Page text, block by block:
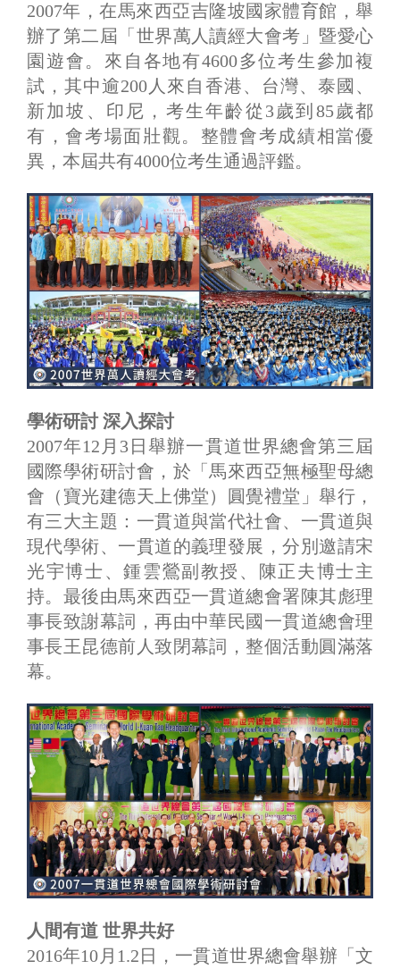
2007年，在馬來西亞吉隆坡國家體育館，舉
辦了第二屆「世界萬人讀經大會考」暨愛心
園遊會。來自各地有4600多位考生參加複
試，其中逾200人來自香港、台灣、泰國、
新加坡、印尼，考生年齡從3歲到85歲都
有，會考場面壯觀。整體會考成績相當優
異，本屆共有4000位考生通過評鑑。
學術研討 深入探討
2007年12月3日舉辦一貫道世界總會第三屆
國際學術研討會，於「馬來西亞無極聖母總
會（寶光建德天上佛堂）圓覺禮堂」舉行，
有三大主題：一貫道與當代社會、一貫道與
現代學術、一貫道的義理發展，分別邀請宋
光宇博士、鍾雲鶯副教授、陳正夫博士主
持。最後由馬來西亞一貫道總會署陳其彪理
事長致謝幕詞，再由中華民國一貫道總會理
事長王昆德前人致閉幕詞，整個活動圓滿落
幕。
人間有道 世界共好
2016年10月1.2日，一貫道世界總會舉辦「文